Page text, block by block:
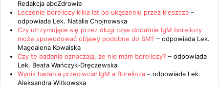
Redakcja abcZdrowie
Leczenie boreliozy kilka lat po ukąszeniu przez kleszcza –
odpowiada Lek. Natalia Chojnowska
Czy utrzymujące się przez długi czas dodatnie IgM boreliozy
może spowodować objawy podobne do SM? – odpowiada Lek.
Magdalena Kowalska
Czy te badania oznaczają, że nie mam boreliozy? – odpowiada
Lek. Beata Wańczyk-Dręczewska
Wynik badania przeciwciał IgM a Borelioza – odpowiada Lek.
Aleksandra Witkowska